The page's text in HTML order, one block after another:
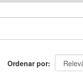
Ordenar por